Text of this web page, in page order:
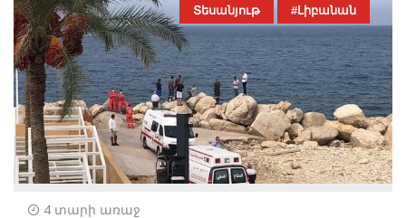
Տեսանյութ #Լիբանան
4 տարի առաջ